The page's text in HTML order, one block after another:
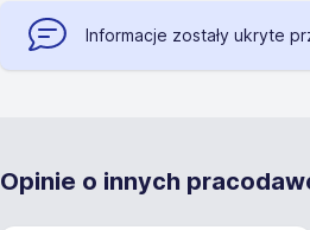
Informacje zostały ukryte
Opinie o innych